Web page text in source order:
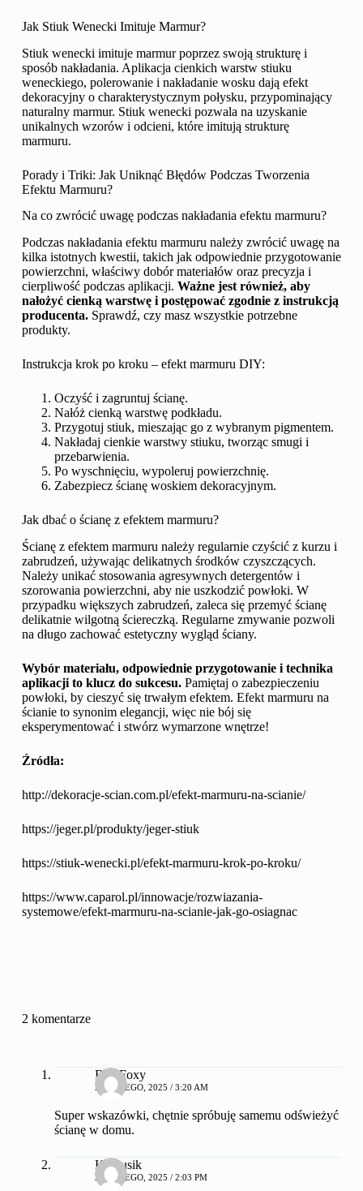
Jak Stiuk Wenecki Imituje Marmur?
Stiuk wenecki imituje marmur poprzez swoją strukturę i
sposób nakładania. Aplikacja cienkich warstw stiuku
weneckiego, polerowanie i nakładanie wosku dają efekt
dekoracyjny o charakterystycznym połysku, przypominający
naturalny marmur. Stiuk wenecki pozwala na uzyskanie
unikalnych wzorów i odcieni, które imitują strukturę
marmuru.
Porady i Triki: Jak Uniknąć Błędów Podczas Tworzenia
Efektu Marmuru?
Na co zwrócić uwagę podczas nakładania efektu marmuru?
Podczas nakładania efektu marmuru należy zwrócić uwagę na
kilka istotnych kwestii, takich jak odpowiednie przygotowanie
powierzchni, właściwy dobór materiałów oraz precyzja i
cierpliwość podczas aplikacji. Ważne jest również, aby
nałożyć cienką warstwę i postępować zgodnie z instrukcją
producenta.Sprawdź, czy masz wszystkie potrzebne
produkty.
Instrukcja krok po kroku – efekt marmuru DIY:
Oczyść i zagruntuj ścianę.
Nałóż cienką warstwę podkładu.
Przygotuj stiuk, mieszając go z wybranym pigmentem.
Nakładaj cienkie warstwy stiuku, tworząc smugi i
przebarwienia.
Po wyschnięciu, wypoleruj powierzchnię.
Zabezpiecz ścianę woskiem dekoracyjnym.
Jak dbać o ścianę z efektem marmuru?
Ścianę z efektem marmuru należy regularnie czyścić z kurzu i
zabrudzeń, używając delikatnych środków czyszczących.
Należy unikać stosowania agresywnych detergentów i
szorowania powierzchni, aby nie uszkodzić powłoki. W
przypadku większych zabrudzeń, zaleca się przemyć ścianę
delikatnie wilgotną ściereczką. Regularne zmywanie pozwoli
na długo zachować estetyczny wygląd ściany.
Wybór materiału, odpowiednie przygotowanie i technika
aplikacji to klucz do sukcesu.Pamiętaj o zabezpieczeniu
powłoki, by cieszyć się trwałym efektem. Efekt marmuru na
ścianie to synonim elegancji, więc nie bój się
eksperymentować i stwórz wymarzone wnętrze!
Źródła:
http://dekoracje-scian.com.pl/efekt-marmuru-na-scianie/
https://jeger.pl/produkty/jeger-stiuk
https://stiuk-wenecki.pl/efekt-marmuru-krok-po-kroku/
https://www.caparol.pl/innowacje/rozwiazania-
systemowe/efekt-marmuru-na-scianie-jak-go-osiagnac
2 komentarze
BlueFoxy
20 LUTEGO, 2025 / 3:20 AM
Super wskazówki, chętnie spróbuję samemu odświeżyć
ścianę w domu.
Krakusik
20 LUTEGO, 2025 / 2:03 PM